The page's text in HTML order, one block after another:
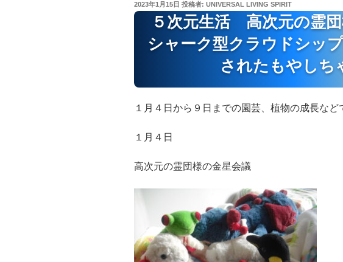
投
稿
2023年1月15日 投稿者: UNIVERSAL LIVING SPIRIT
５次元生活 高次元の霊団
シャーク型クラウドシッ
されたもやしち
１月４日から９日までの園芸、植物の成長など
１月４日
高次元の霊団様の金星会議